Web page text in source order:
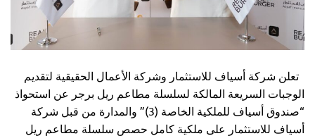
تعلن شركة أسياف للاستثمار وشركة الأعمال الحقيقية لتقديم
الوجبات السريعة المالكة لسلسلة مطاعم ريل برجر عن استحواذ
“صندوق أسياف للملكية الخاصة (3)” والمدارة من قبل شركة
أسياف للاستثمار على ملكية كامل حصص سلسلة مطاعم ريل